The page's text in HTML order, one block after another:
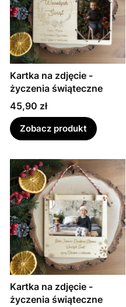
Kartka na zdjęcie -
życzenia świąteczne
Cena
45,90 zł
Zobacz produkt
Kartka na zdjęcie -
życzenia świąteczne